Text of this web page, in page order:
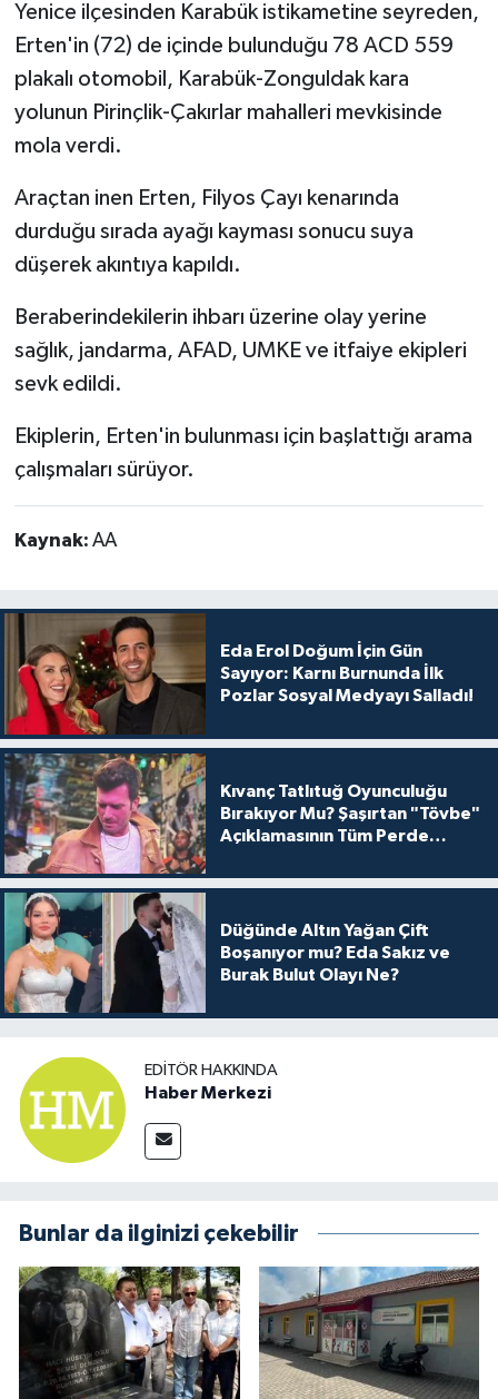
Yenice ilçesinden Karabük istikametine seyreden,
Erten'in (72) de içinde bulunduğu 78 ACD 559
plakalı otomobil, Karabük-Zonguldak kara
yolunun Pirinçlik-Çakırlar mahalleri mevkisinde
mola verdi.
Araçtan inen Erten, Filyos Çayı kenarında
durduğu sırada ayağı kayması sonucu suya
düşerek akıntıya kapıldı.
Beraberindekilerin ihbarı üzerine olay yerine
sağlık, jandarma, AFAD, UMKE ve itfaiye ekipleri
sevk edildi.
Ekiplerin, Erten'in bulunması için başlattığı arama
çalışmaları sürüyor.
Kaynak: AA
Eda Erol Doğum İçin Gün
Sayıyor: Karnı Burnunda İlk
Pozlar Sosyal Medyayı Salladı!
Kıvanç Tatlıtuğ Oyunculuğu
Bırakıyor Mu? Şaşırtan "Tövbe"
Açıklamasının Tüm Perde
Düğünde Altın Yağan Çift
Boşanıyor mu? Eda Sakız ve
Burak Bulut Olayı Ne?
EDITÖR HAKKINDA
Haber Merkezi
Bunlar da ilginizi çekebilir